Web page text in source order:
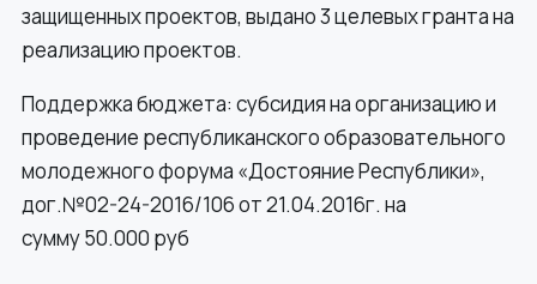
защищенных проектов, выдано 3 целевых гранта на
реализацию проектов.
Поддержка бюджета: субсидия на организацию и
проведение республиканского образовательного
молодежного форума «Достояние Республики»,
дог.№02-24-2016/106 от 21.04.2016г. на
сумму 50.000 руб